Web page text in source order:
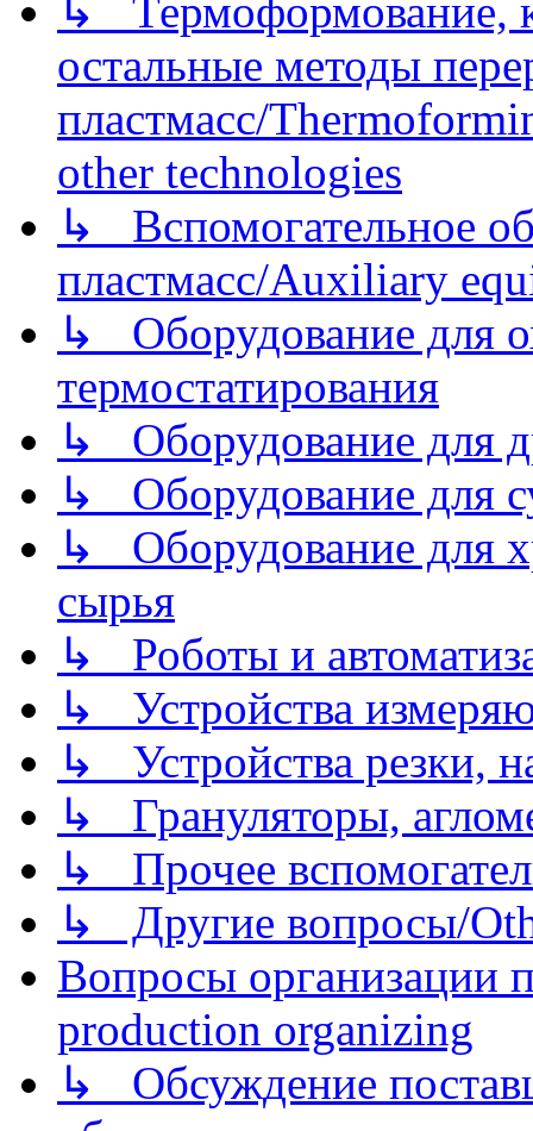
↳ Термоформование,
остальные методы
пластмасс/
other technologies
↳ Вспомогательное
пластмасс/Auxiliary
↳ Оборудование для
термостатирования
↳ Оборудование для
↳ Оборудование для
↳ Оборудование для
сырья
↳ Роботы и
↳ Устройства
↳ Устройства резки,
↳ Грануляторы,
↳ Прочее
↳ Другие вопросы/
Вопросы организации
production organizing
↳ Обсуждение